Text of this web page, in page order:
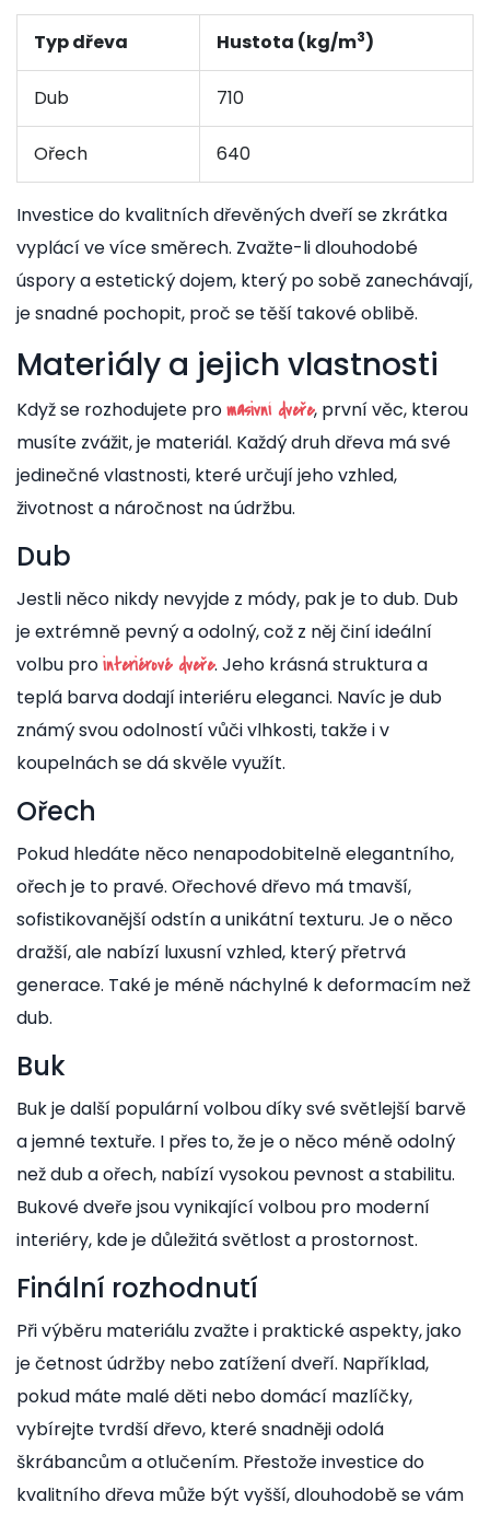
Typ dřeva Hustota (kg/m3)
Dub 710
Ořech 640
Investice do kvalitních dřevěných dveří se zkrátka
vyplácí ve více směrech. Zvažte-li dlouhodobé
úspory a estetický dojem, který po sobě zanechávají,
je snadné pochopit, proč se těší takové oblibě.
Materiály a jejich vlastnosti
Když se rozhodujete promasivní dveře, první věc, kterou
musíte zvážit, je materiál. Každý druh dřeva má své
jedinečné vlastnosti, které určují jeho vzhled,
životnost a náročnost na údržbu.
Dub
Jestli něco nikdy nevyjde z módy, pak je to dub. Dub
je extrémně pevný a odolný, což z něj činí ideální
volbu prointeriérové dveře. Jeho krásná struktura a
teplá barva dodají interiéru eleganci. Navíc je dub
známý svou odolností vůči vlhkosti, takže i v
koupelnách se dá skvěle využít.
Ořech
Pokud hledáte něco nenapodobitelně elegantního,
ořech je to pravé. Ořechové dřevo má tmavší,
sofistikovanější odstín a unikátní texturu. Je o něco
dražší, ale nabízí luxusní vzhled, který přetrvá
generace. Také je méně náchylné k deformacím než
dub.
Buk
Buk je další populární volbou díky své světlejší barvě
a jemné textuře. I přes to, že je o něco méně odolný
než dub a ořech, nabízí vysokou pevnost a stabilitu.
Bukové dveře jsou vynikající volbou pro moderní
interiéry, kde je důležitá světlost a prostornost.
Finální rozhodnutí
Při výběru materiálu zvažte i praktické aspekty, jako
je četnost údržby nebo zatížení dveří. Například,
pokud máte malé děti nebo domácí mazlíčky,
vybírejte tvrdší dřevo, které snadněji odolá
škrábancům a otlučením. Přestože investice do
kvalitního dřeva může být vyšší, dlouhodobě se vám